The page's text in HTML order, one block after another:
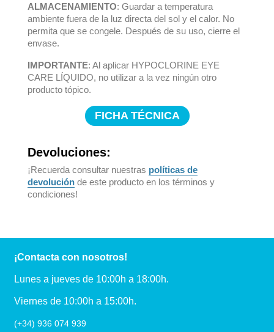
ALMACENAMIENTO: Guardar a temperatura
ambiente fuera de la luz directa del sol y el calor. No
permita que se congele. Después de su uso, cierre el
envase.
IMPORTANTE: Al aplicar HYPOCLORINE EYE
CARE LÍQUIDO, no utilizar a la vez ningún otro
producto tópico.
FICHA TÉCNICA
Devoluciones:
¡Recuerda consultar nuestras políticas de
devolución de este producto en los términos y
condiciones!
¡Contacta con nosotros!
Lunes a jueves de 10:00h a 18:00h.
Viernes de 10:00h a 15:00h.
(+34) 936 074 939